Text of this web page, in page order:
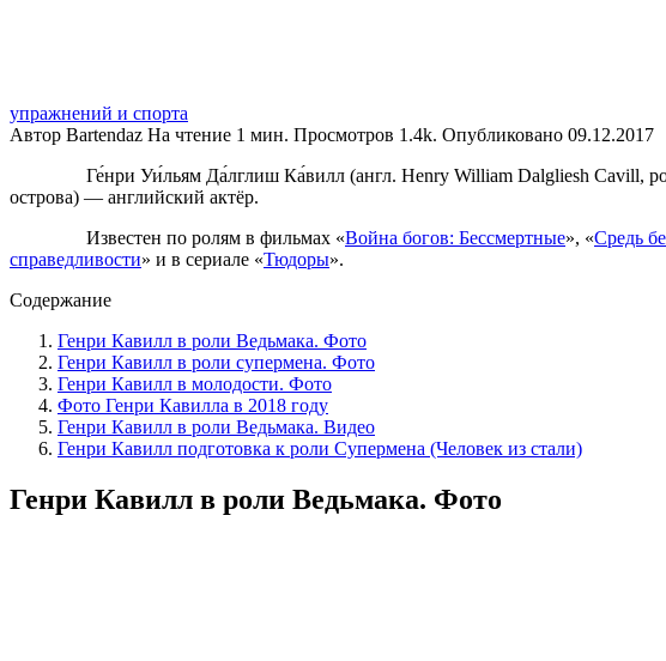
упражнений и спорта
Автор Bartendaz На чтение 1 мин. Просмотров 1.4k. Опубликовано 09.12.2017
Ге́нри Уи́льям Да́лглиш Ка́вилл (англ. Henry William Dalgliesh Cavill,
острова) — английский актёр.
Известен по ролям в фильмах «Война богов: Бессмертные», «Средь
справедливости» и в сериале «Тюдоры».
Содержание
Генри Кавилл в роли Ведьмака. Фото
Генри Кавилл в роли супермена. Фото
Генри Кавилл в молодости. Фото
Фото Генри Кавилла в 2018 году
Генри Кавилл в роли Ведьмака. Видео
Генри Кавилл подготовка к роли Супермена (Человек из стали)
Генри Кавилл в роли Ведьмака. Фото